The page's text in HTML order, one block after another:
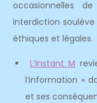
occasionnelles
interdiction soulève
éthiques et légales.
L’Instant M
l’information »
et ses